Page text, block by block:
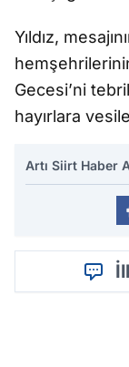
Yıldız,
Gecesi’ni
hayırlara
Artı Siirt Haber